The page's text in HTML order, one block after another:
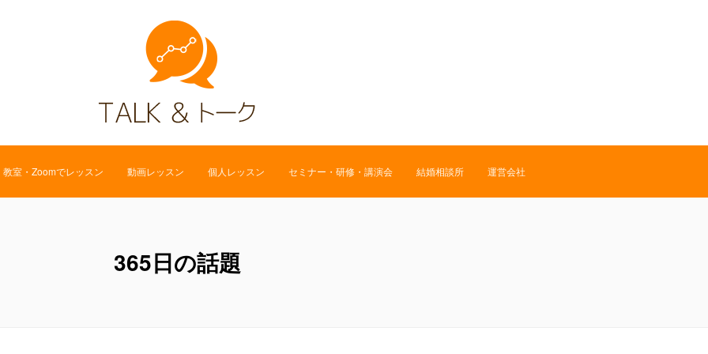
教室・Zoomでレッスン 動画レッスン 個人レッスン セミナー・研修・講演会 結婚相談所 運営会社
365日の話題